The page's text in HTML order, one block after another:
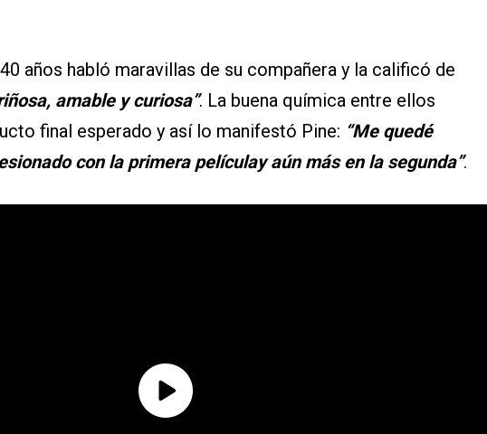
años habló maravillas de su compañera y la calificó de
amable y curiosa”. La buena química entre ellos
final esperado y así lo manifestó Pine: “Me quedé
con la primera películay aún más en la segunda”.